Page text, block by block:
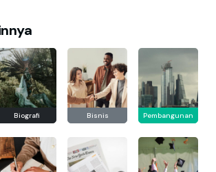
Biografi Bisnis Pembangunan